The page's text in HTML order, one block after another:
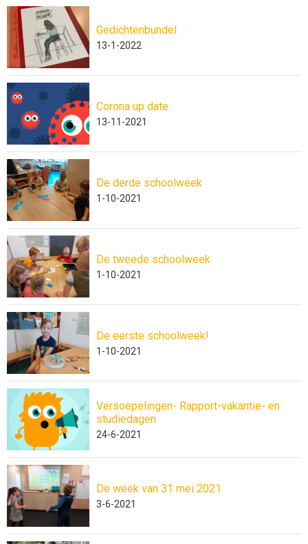
Gedichtenbundel
13-1-2022
Corona up date
13-11-2021
De derde schoolweek
1-10-2021
De tweede schoolweek.
1-10-2021
De eerste schoolweek!
1-10-2021
Versoepelingen- Rapport-vakantie- en
studiedagen
24-6-2021
De week van 31 mei 2021
3-6-2021